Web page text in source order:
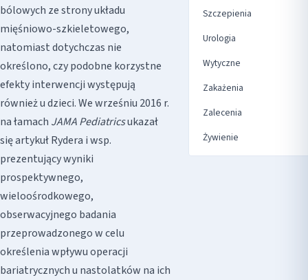
bólowych ze strony układu
mięśniowo-szkieletowego,
natomiast dotychczas nie
określono, czy podobne korzystne
efekty interwencji występują
również u dzieci. We wrześniu 2016 r.
na łamach JAMA Pediatricsukazał
się artykuł Rydera i wsp.
prezentujący wyniki
prospektywnego,
wieloośrodkowego,
obserwacyjnego badania
przeprowadzonego w celu
określenia wpływu operacji
bariatrycznych u nastolatków na ich
Szczepienia
Urologia
Wytyczne
Zakażenia
Zalecenia
Żywienie